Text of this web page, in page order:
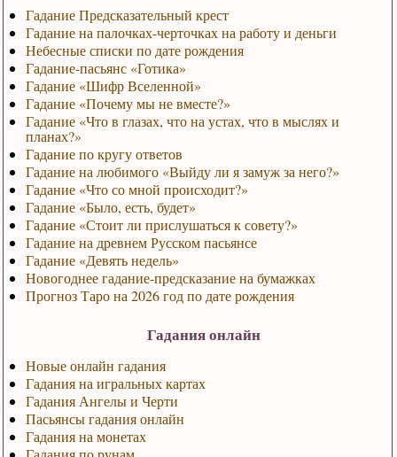
Гадание Предсказательный крест
Гадание на палочках-черточках на работу и деньги
Небесные списки по дате рождения
Гадание-пасьянс «Готика»
Гадание «Шифр Вселенной»
Гадание «Почему мы не вместе?»
Гадание «Что в глазах, что на устах, что в мыслях и
планах?»
Гадание по кругу ответов
Гадание на любимого «Выйду ли я замуж за него?»
Гадание «Что со мной происходит?»
Гадание «Было, есть, будет»
Гадание «Стоит ли прислушаться к совету?»
Гадание на древнем Русском пасьянсе
Гадание «Девять недель»
Новогоднее гадание-предсказание на бумажках
Прогноз Таро на 2026 год по дате рождения
Гадания онлайн
Новые онлайн гадания
Гадания на игральных картах
Гадания Ангелы и Черти
Пасьянсы гадания онлайн
Гадания на монетах